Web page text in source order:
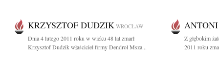
KRZYSZTOF DUDZIK WROCŁAW
Dnia 4 lutego 2011 roku w wieku 48 lat zmarł
Krzysztof Dudzik właściciel firmy Dendrol Msza...
Z głębokim
2011 roku